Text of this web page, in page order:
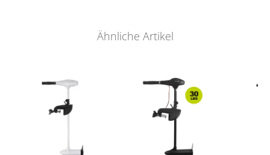
Ähnliche Artikel